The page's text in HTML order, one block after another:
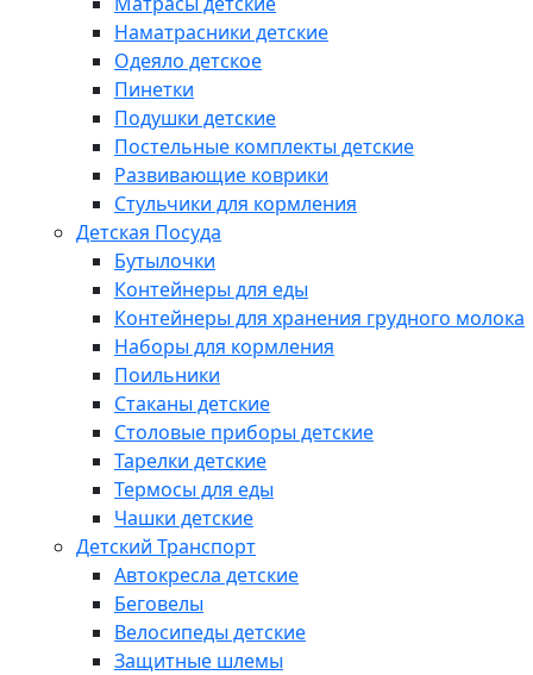
Наматрасники детские
Одеяло детское
Пинетки
Подушки детские
Постельные комплекты детские
Развивающие коврики
Стульчики для кормления
Детская Посуда
Бутылочки
Контейнеры для еды
Контейнеры для хранения грудного молока
Наборы для кормления
Поильники
Стаканы детские
Столовые приборы детские
Тарелки детские
Термосы для еды
Чашки детские
Детский Транспорт
Автокресла детские
Беговелы
Велосипеды детские
Защитные шлемы